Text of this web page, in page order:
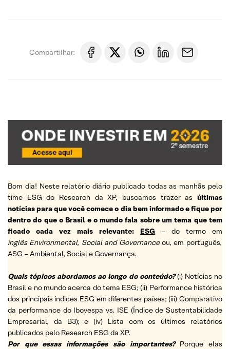
Compartilhar:
Bom dia! Neste relatório diário publicado todas as manhãs pelo
time ESG do Research da XP, buscamos trazer as últimas
notícias para que você comece o dia bem informado e fique por
dentro do que o Brasil e o mundo fala sobre um tema que tem
ficado cada vez mais relevante:
ESG
– do termo em
inglês Environmental, Social and Governanceou, em português,
ASG – Ambiental, Social e Governança.
Quais tópicos abordamos ao longo do conteúdo? (i) Notícias no
Brasil e no mundo acerca do tema ESG; (ii) Performance histórica
dos principais índices ESG em diferentes países; (iii) Comparativo
da performance do Ibovespa vs. ISE (Índice de Sustentabilidade
Empresarial, da B3); e (iv) Lista com os últimos relatórios
publicados pelo Research ESG da XP.
Por que essas informações são importantes? Porque elas